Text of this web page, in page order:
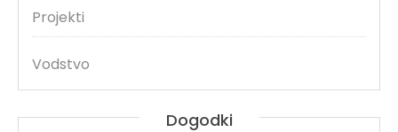
Projekti
Vodstvo
Dogodki